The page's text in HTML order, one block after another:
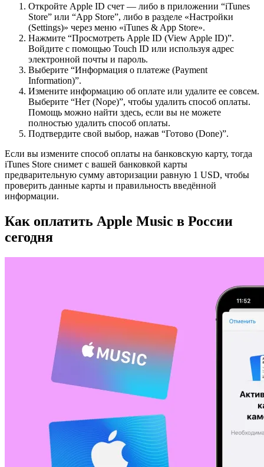
Откройте Apple ID счет — либо в приложении “iTunes
Store” или “App Store”, либо в разделе «Настройки
(Settings)» через меню «iTunes & App Store».
Нажмите “Просмотреть Apple ID (View Apple ID)”.
Войдите с помощью Touch ID или используя адрес
электронной почты и пароль.
Выберите “Информация о платеже (Payment
Information)”.
Измените информацию об оплате или удалите ее совсем.
Выберите “Нет (Nope)”, чтобы удалить способ оплаты.
Помощь можно найти здесь, если вы не можете
полностью удалить способ оплаты.
Подтвердите свой выбор, нажав “Готово (Done)”.
Если вы измените способ оплаты на банковскую карту, тогда
iTunes Store снимет с вашей банковкой карты
предварительную сумму авторизации равную 1 USD, чтобы
проверить данные карты и правильность введённой
информации.
Как оплатить Apple Music в России
сегодня